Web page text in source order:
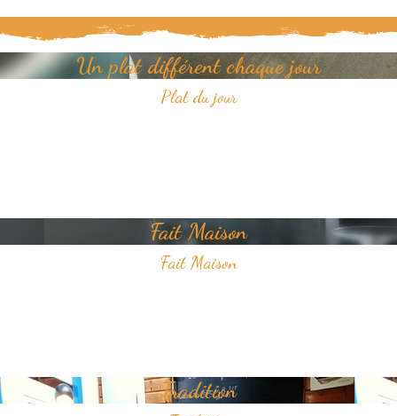
Un plat différent chaque jour
Plat du jour
Fait Maison
Fait Maison
Tradition